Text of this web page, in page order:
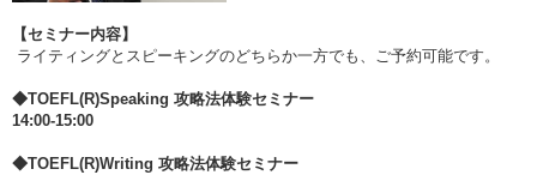
【セミナー内容】
ライティングとスピーキングのどちらか一方でも、ご予約可能です。
◆TOEFL(R)Speaking 攻略法体験セミナー
14:00-15:00
◆TOEFL(R)Writing 攻略法体験セミナー